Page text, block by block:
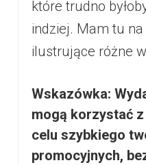
które trudno
indziej. Mam tu
ilustrujące różne
Wskazówka:
mogą korzystać
celu szybkiego
promocyjnych,